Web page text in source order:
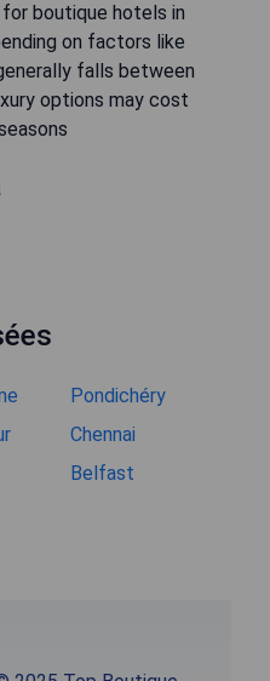
boutique hotels in
on factors like
falls between
options may cost
Pondichéry
Chennai
Belfast